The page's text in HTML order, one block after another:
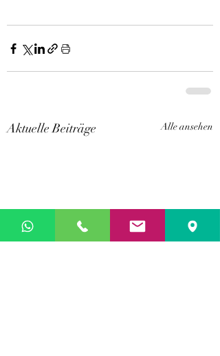
Aktuelle Beiträge Alle ansehen